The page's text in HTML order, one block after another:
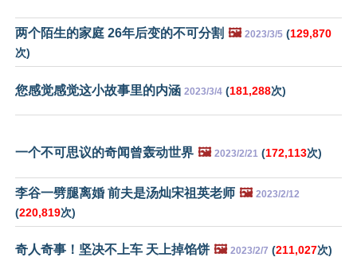
两个陌生的家庭 26年后变的不可分割 🖼️ 2023/3/5 (129,870
次)
您感觉感觉这小故事里的内涵 2023/3/4 (181,288次)
一个不可思议的奇闻曾轰动世界 🖼️ 2023/2/21 (172,113次)
李谷一劈腿离婚 前夫是汤灿宋祖英老师 🖼️ 2023/2/12
(220,819次)
奇人奇事！坚决不上车 天上掉馅饼 🖼️ 2023/2/7 (211,027次)